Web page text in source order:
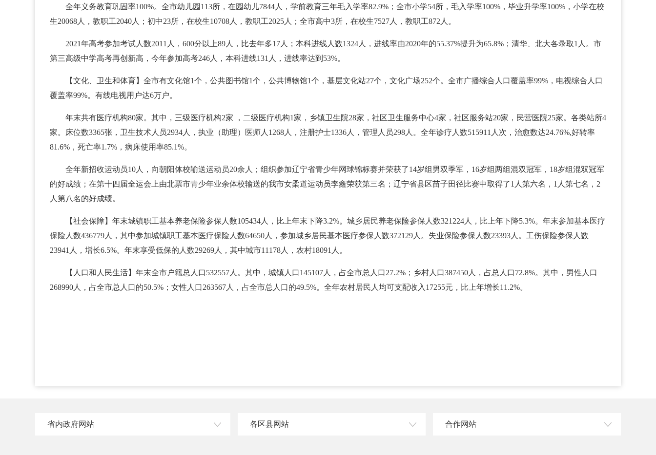
全年义务教育巩固率100%。全市幼儿园113所，在园幼儿7844人，学前教育三年毛入学率82.9%；全市小学54所，毛入学率100%，毕业升学率100%，小学在校
生20068人，教职工2040人；初中23所，在校生10708人，教职工2025人；全市高中3所，在校生7527人，教职工872人。
2021年高考参加考试人数2011人，600分以上89人，比去年多17人；本科进线人数1324人，进线率由2020年的55.37%提升为65.8%；清华、北大各录取1人。市
第三高级中学高考再创新高，今年参加高考246人，本科进线131人，进线率达到53%。
【文化、卫生和体育】全市有文化馆1个，公共图书馆1个，公共博物馆1个，基层文化站27个，文化广场252个。全市广播综合人口覆盖率99%，电视综合人口
覆盖率99%。有线电视用户达6万户。
年末共有医疗机构80家。其中，三级医疗机构2家 ，二级医疗机构1家，乡镇卫生院28家，社区卫生服务中心4家，社区服务站20家，民营医院25家。各类站所4
家。床位数3365张，卫生技术人员2934人，执业（助理）医师人1268人，注册护士1336人，管理人员298人。全年诊疗人数515911人次，治愈数达24.76%,好转率
81.6%，死亡率1.7%，病床使用率85.1%。
全年新招收运动员10人，向朝阳体校输送运动员20余人；组织参加辽宁省青少年网球锦标赛并荣获了14岁组男双季军，16岁组两组混双冠军，18岁组混双冠军
的好成绩；在第十四届全运会上由北票市青少年业余体校输送的我市女柔道运动员李鑫荣获第三名；辽宁省县区苗子田径比赛中取得了1人第六名，1人第七名，2
人第八名的好成绩。
【社会保障】年末城镇职工基本养老保险参保人数105434人，比上年末下降3.2%。城乡居民养老保险参保人数321224人，比上年下降5.3%。年末参加基本医疗
保险人数436779人，其中参加城镇职工基本医疗保险人数64650人，参加城乡居民基本医疗参保人数372129人。失业保险参保人数23393人。工伤保险参保人数
23941人，增长6.5%。年末享受低保的人数29269人，其中城市11178人，农村18091人。
【人口和人民生活】年末全市户籍总人口532557人。其中，城镇人口145107人，占全市总人口27.2%；乡村人口387450人，占总人口72.8%。其中，男性人口
268990人，占全市总人口的50.5%；女性人口263567人，占全市总人口的49.5%。全年农村居民人均可支配收入17255元，比上年增长11.2%。
省内政府网站 各区县网站 合作网站